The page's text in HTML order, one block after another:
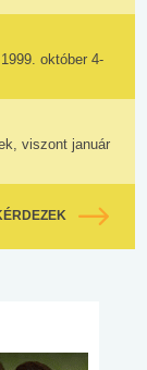
október 4-
viszont január